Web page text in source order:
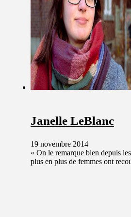
Janelle LeBlanc
19 novembre 2014
« On le remarque bien depuis
plus en plus de femmes ont